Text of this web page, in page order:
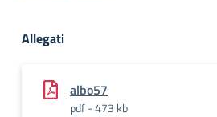
Allegati
albo57
pdf - 473 kb